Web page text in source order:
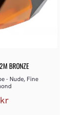
BRONZE
- Nude, Fine
kr